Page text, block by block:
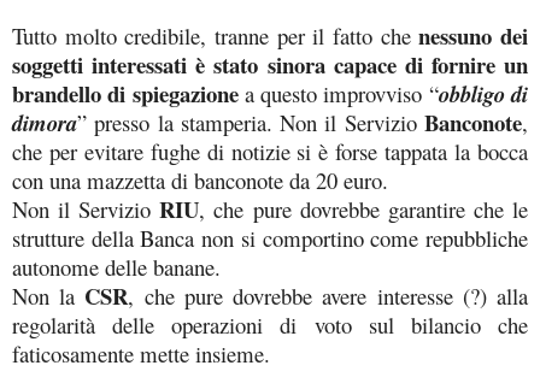
Tutto molto credibile, tranne per il fatto chenessuno dei
soggetti interessati è stato sinora capace di fornire un
brandello di spiegazionea questo improvviso “obbligo di
dimora” presso la stamperia. Non il Servizio Banconote,
che per evitare fughe di notizie si è forse tappata la bocca
con una mazzetta di banconote da 20 euro.
Non il ServizioRIU, che pure dovrebbe garantire che le
strutture della Banca non si comportino come repubbliche
autonome delle banane.
Non la CSR, che pure dovrebbe avere interesse (?) alla
regolarità delle operazioni di voto sul bilancio che
faticosamente mette insieme.